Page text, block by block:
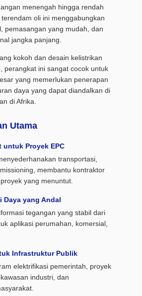
menengah hingga rendah
oli ini menggabungkan
pemasangan yang mudah, dan
jangka panjang.
kokoh dan desain kelistrikan
perangkat ini sangat cocok untuk
yang memerlukan penerapan
daya yang dapat diandalkan di
di Afrika.
Utama
untuk Proyek EPC
transportasi,
membantu kontraktor
yang menuntut.
Daya yang Andal
tegangan yang stabil dari
aplikasi perumahan, komersial,
Infrastruktur Publik
elektrifikasi pemerintah, proyek
industri, dan